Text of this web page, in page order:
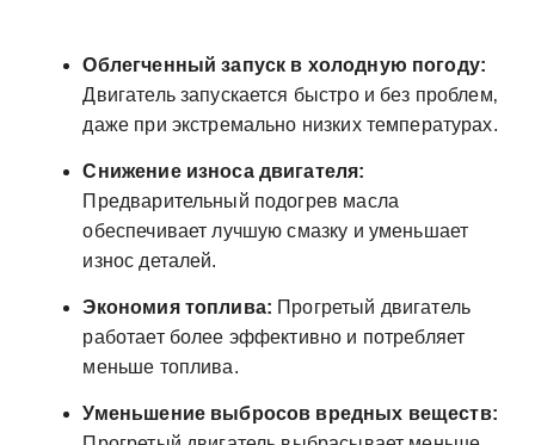
Облегченный запуск в холодную погоду:
Двигатель запускается быстро и без проблем‚
даже при экстремально низких температурах.
Снижение износа двигателя:
Предварительный подогрев масла
обеспечивает лучшую смазку и уменьшает
износ деталей.
Экономия топлива: Прогретый двигатель
работает более эффективно и потребляет
меньше топлива.
Уменьшение выбросов вредных веществ: